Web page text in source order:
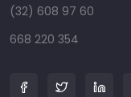
(32) 608 97 60
668 220 354